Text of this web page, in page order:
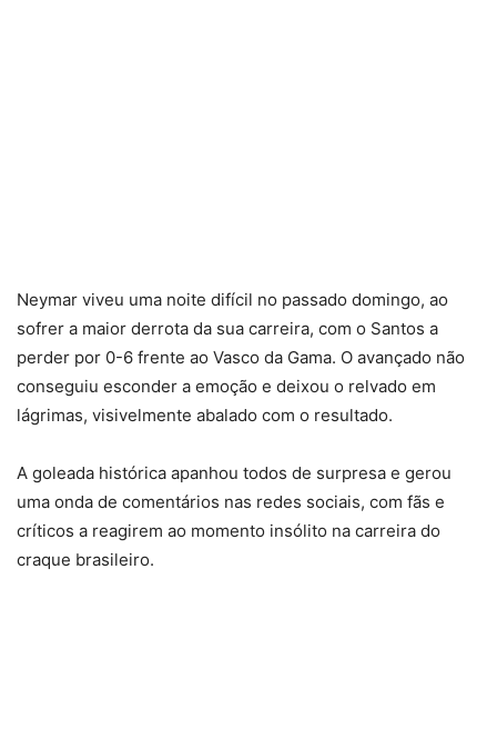
Neymar viveu uma noite difícil no passado domingo, ao
sofrer a maior derrota da sua carreira, com o Santos a
perder por 0-6 frente ao Vasco da Gama. O avançado não
conseguiu esconder a emoção e deixou o relvado em
lágrimas, visivelmente abalado com o resultado.
A goleada histórica apanhou todos de surpresa e gerou
uma onda de comentários nas redes sociais, com fãs e
críticos a reagirem ao momento insólito na carreira do
craque brasileiro.